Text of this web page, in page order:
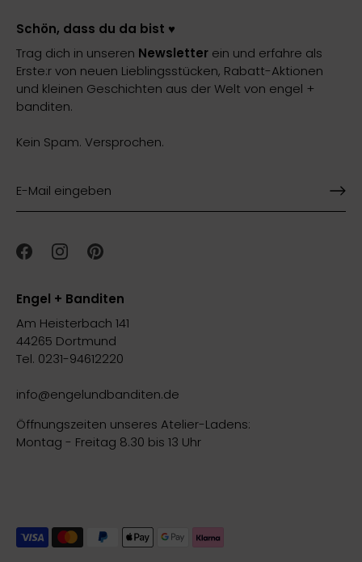
Schön, dass du da bist ♥️
Trag dich in unseren Newsletter ein und erfahre als
Erste:r von neuen Lieblingsstücken, Rabatt-Aktionen
und kleinen Geschichten aus der Welt von engel +
banditen.
Kein Spam. Versprochen.
Engel + Banditen
Am Heisterbach 141
44265 Dortmund
Tel. 0231-94612220
info@engelundbanditen.de
Öffnungszeiten unseres Atelier-Ladens:
Montag - Freitag 8.30 bis 13 Uhr